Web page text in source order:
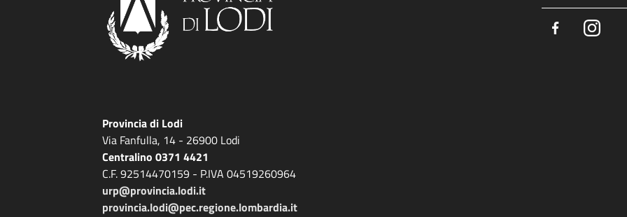
Facebook
Provincia di Lodi
Via Fanfulla, 14 - 26900 Lodi
Centralino 0371 4421
C.F. 92514470159 - P.IVA 04519260964
urp@provincia.lodi.it
provincia.lodi@pec.regione.lombardia.it